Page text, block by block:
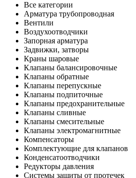
Все категории
Арматура трубопроводная
Вентили
Воздухоотводчики
Запорная арматура
Задвижки, затворы
Краны шаровые
Клапаны балансировочные
Клапаны обратные
Клапаны перепускные
Клапаны подпиточные
Клапаны предохранительные
Клапаны сливные
Клапаны смесительные
Клапаны электромагнитные
Компенсаторы
Комплектующие для клапанов
Конденсатоотводчики
Редукторы давления
Системы защиты от протечек